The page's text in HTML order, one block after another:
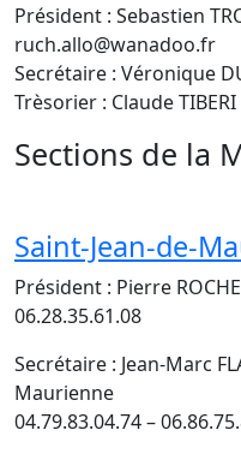
Président : Sebastien
ruch.allo@wanadoo.fr
Secrétaire : Véronique
Trèsorier : Claude TIBERI
Sections de la
Saint-Jean-de-
Président : Pierre
06.28.35.61.08
Secrétaire : Jean-Marc
Maurienne
04.79.83.04.74 –